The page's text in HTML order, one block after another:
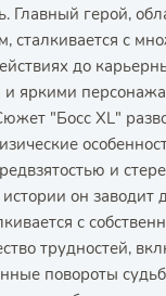
Главный герой,
с
до
и яркими
"Босс XL"
и
он заводит
с
трудностей,
повороты